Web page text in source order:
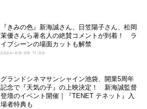
『きみの色』新海誠さん、日笠陽子さん、松岡
茉優さんら著名人の絶賛コメントが到着！ ラ
イブシーンの場面カットも解禁
2024-09-09 11:00
グランドシネマサンシャイン池袋、開業5周年
記念で『天気の子』の上映決定！ 新海誠監督
登壇のイベント開催｜『TENET テネット』入
場者特典も